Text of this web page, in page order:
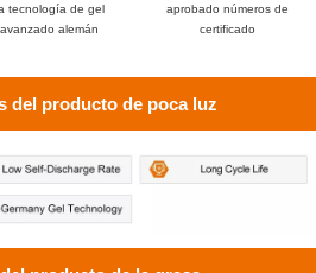
tecnología de gel
avanzado alemán
aprobado números de
certificado
del producto de poca luz